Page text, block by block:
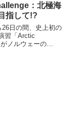
：北極海
指して!?
26日の間、史上初の
習「Arctic
ノルウェーの